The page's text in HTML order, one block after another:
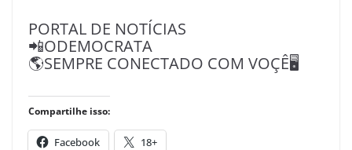
PORTAL DE NOTÍCIAS
📲ODEMOCRATA
🌎SEMPRE CONECTADO COM VOÇÊ🖥️
Compartilhe isso:
Facebook 18+